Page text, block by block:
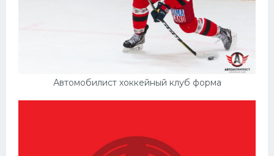
Автомобилист хоккейный клуб форма